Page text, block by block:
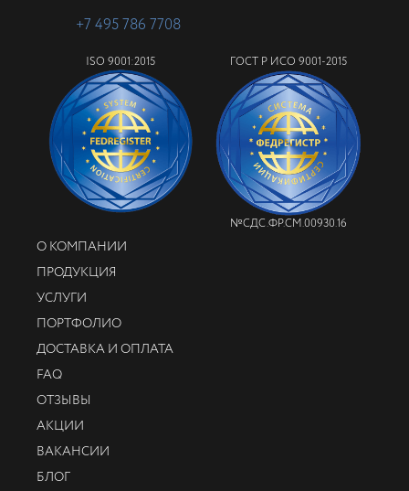
+7 495 786 7708
ISO 9001:2015 ГОСТ Р ИСО 9001-2015
№СДС.ФР.СМ.00930.16
О КОМПАНИИ
ПРОДУКЦИЯ
УСЛУГИ
ПОРТФОЛИО
ДОСТАВКА И ОПЛАТА
FAQ
ОТЗЫВЫ
АКЦИИ
ВАКАНСИИ
БЛОГ